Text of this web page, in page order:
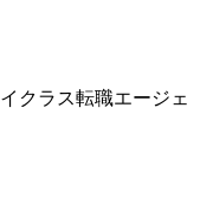
クラス転職エージェ